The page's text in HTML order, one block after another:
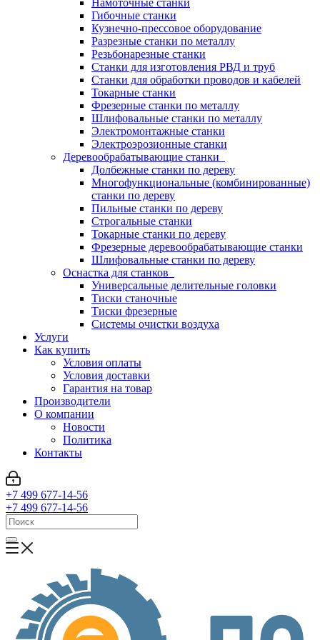
Намоточные станки
Гибочные станки
Кузнечно-прессовое оборудование
Разрезные станки по металлу
Резьбонарезные станки
Станки для изготовления РВД и труб
Станки для обработки проводов и кабелей
Токарные станки
Фрезерные станки по металлу
Шлифовальные станки по металлу
Электромонтажные станки
Электроэрозионные станки
Деревообрабатывающие станки
Долбежные станки по дереву
Многофункциональные (комбинированные)
станки по дереву
Пильные станки по дереву
Строгальные станки
Токарные станки по дереву
Фрезерные деревообрабатывающие станки
Шлифовальные станки по дереву
Оснастка для станков
Универсальные делительные головки
Тиски станочные
Тиски фрезерные
Системы очистки воздуха
Услуги
Как купить
Условия оплаты
Условия доставки
Гарантия на товар
Производители
О компании
Новости
Политика
Контакты
+7 499 677-14-56
+7 499 677-14-56